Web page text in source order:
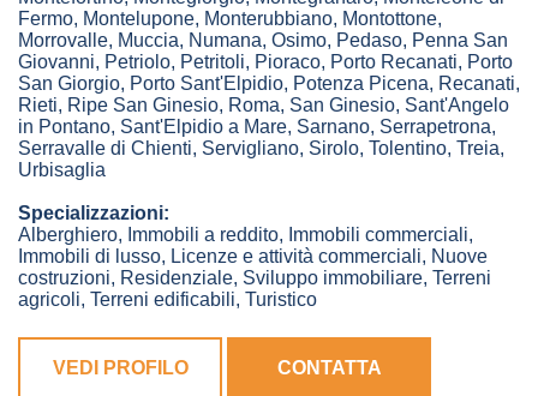
Fermo, Montelupone, Monterubbiano, Montottone,
Morrovalle, Muccia, Numana, Osimo, Pedaso, Penna San
Giovanni, Petriolo, Petritoli, Pioraco, Porto Recanati, Porto
San Giorgio, Porto Sant'Elpidio, Potenza Picena, Recanati,
Rieti, Ripe San Ginesio, Roma, San Ginesio, Sant'Angelo
in Pontano, Sant'Elpidio a Mare, Sarnano, Serrapetrona,
Serravalle di Chienti, Servigliano, Sirolo, Tolentino, Treia,
Urbisaglia
Specializzazioni:
Alberghiero, Immobili a reddito, Immobili commerciali,
Immobili di lusso, Licenze e attività commerciali, Nuove
costruzioni, Residenziale, Sviluppo immobiliare, Terreni
agricoli, Terreni edificabili, Turistico
VEDI PROFILO CONTATTA